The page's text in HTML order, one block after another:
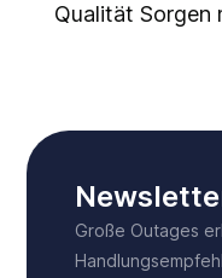
Qualität Sorgen
Große Outages